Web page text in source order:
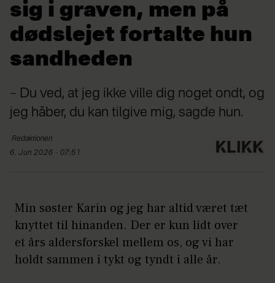
sig i graven, men på
dødslejet fortalte hun
sandheden
– Du ved, at jeg ikke ville dig noget ondt, og
jeg håber, du kan tilgive mig, sagde hun.
Redaktionen
6. Jun 2026 - 07:51
Min søster Karin og jeg har altid været tæt
knyttet til hinanden. Der er kun lidt over
et års aldersforskel mellem os, og vi har
holdt sammen i tykt og tyndt i alle år.